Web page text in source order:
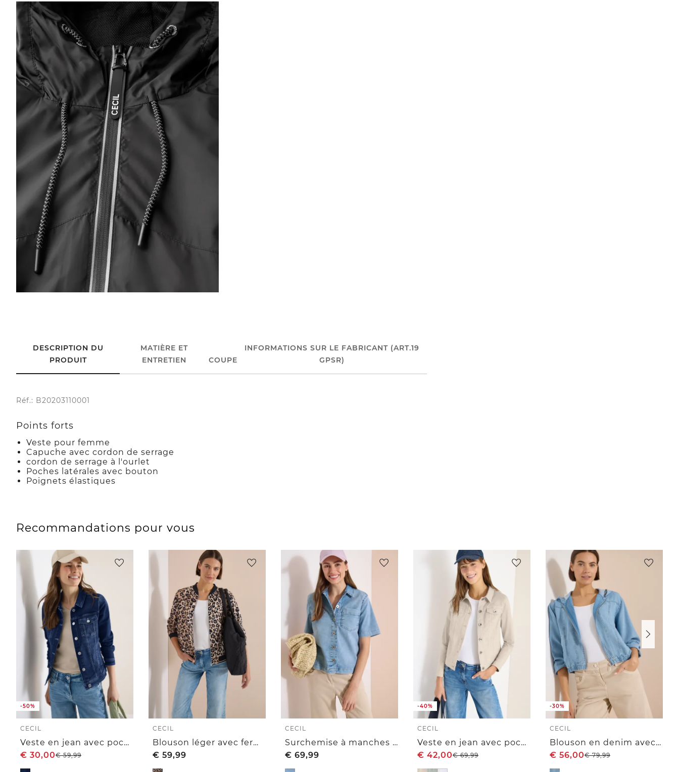
DESCRIPTION DU
PRODUIT
MATIÈRE ET
ENTRETIEN
COUPE
INFORMATIONS SUR LE FABRICANT (ART.19
GPSR)
Réf.: B20203110001
Points forts
Veste pour femme
Capuche avec cordon de serrage
cordon de serrage à l'ourlet
Poches latérales avec bouton
Poignets élastiques
Recommandations pour vous
-50%
CECIL
Veste en jean avec poches poitrine et boutons
€ 30,00€59,99
CECIL
Blouson léger avec fermeture zip et imprimé léopard
€ 59,99
CECIL
Surchemise à manches courtes avec patte de boutonnage
€ 69,99
-40%
CECIL
Veste en jean avec poches poitrine et boutons
€ 42,00€69,99
-30%
CECIL
Blouson en denim avec fermeture zip
€ 56,00€79,99